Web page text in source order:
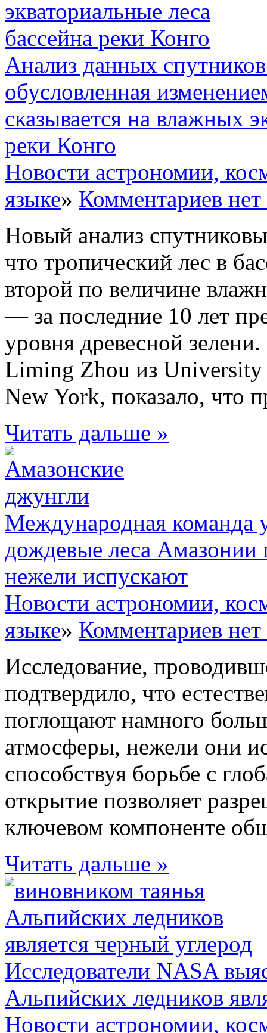
Анализ данных
обусловленная
сказывается на влажных
реки Конго
Новости астрономии,
языке» Комментариев нет
Новый анализ
что тропический лес в
второй по величине
— за последние 10 лет
уровня древесной
Liming Zhou из
New York, показало, что
Читать дальше »
Международная команда
дождевые леса Амазонии
нежели испускают
Новости астрономии,
языке» Комментариев нет
Исследование,
подтвердило, что
поглощают намного
атмосферы, нежели они
способствуя борьбе с
открытие позволяет
ключевом компоненте
Читать дальше »
Исследователи NASA
Альпийских ледников
Новости астрономии,